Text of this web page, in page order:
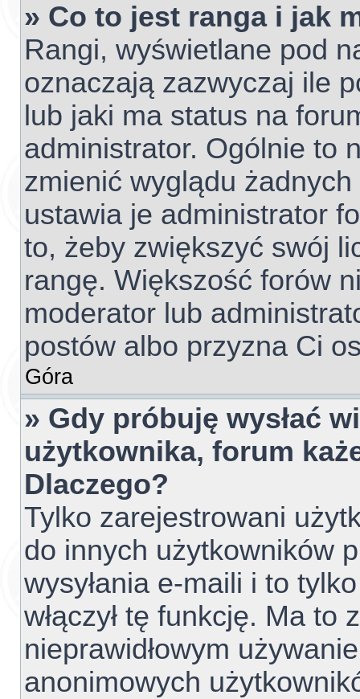
» Co to jest ranga i jak
Rangi, wyświetlane pod
oznaczają zazwyczaj ile
lub jaki ma status na
administrator. Ogólnie to
zmienić wyglądu
ustawia je administrator
to, żeby zwiększyć swój
rangę. Większość forów
moderator lub
postów albo przyzna Ci
Góra
» Gdy próbuję wysłać
użytkownika, forum
Dlaczego?
Tylko zarejestrowani
do innych użytkowników
wysyłania e-maili i to
włączył tę funkcję. Ma to
nieprawidłowym
anonimowych